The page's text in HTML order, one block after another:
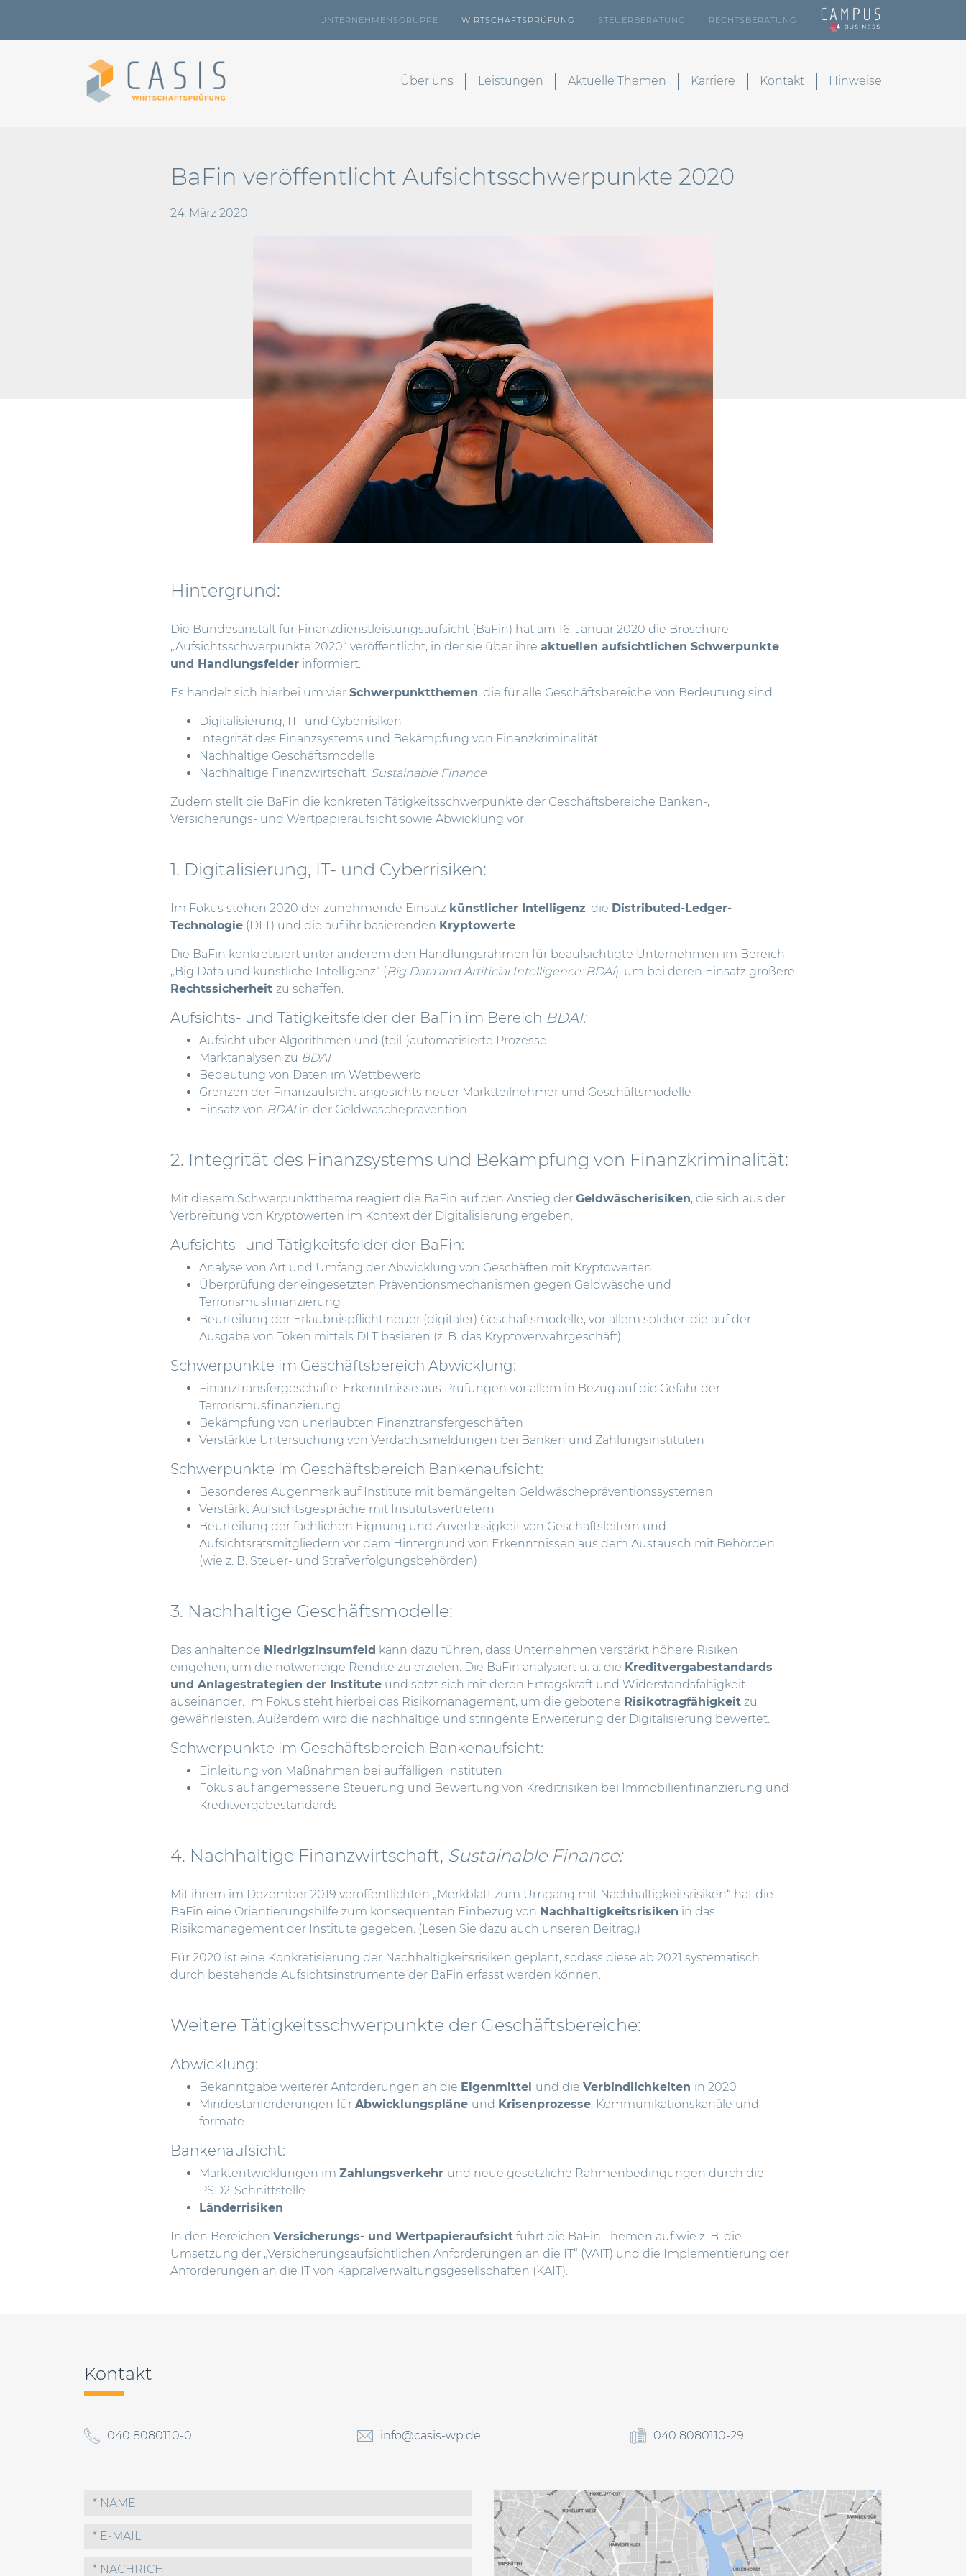
UNTERNEHMENSGRUPPE WIRTSCHAFTSPRÜFUNG STEUERBERATUNG RECHTSBERATUNG
Über uns Leistungen Aktuelle Themen Karriere Kontakt Hinweise
BaFin veröffentlicht Aufsichtsschwerpunkte 2020
24. März 2020
Hintergrund:
Die Bundesanstalt für Finanzdienstleistungsaufsicht (BaFin) hat am 16. Januar 2020 die Broschüre
„Aufsichtsschwerpunkte 2020“ veröffentlicht, in der sie über ihre aktuellen aufsichtlichen Schwerpunkte
und Handlungsfelder informiert.
Es handelt sich hierbei um vier Schwerpunktthemen, die für alle Geschäftsbereiche von Bedeutung sind:
Digitalisierung, IT- und Cyberrisiken
Integrität des Finanzsystems und Bekämpfung von Finanzkriminalität
Nachhaltige Geschäftsmodelle
Nachhaltige Finanzwirtschaft, Sustainable Finance
Zudem stellt die BaFin die konkreten Tätigkeitsschwerpunkte der Geschäftsbereiche Banken-,
Versicherungs- und Wertpapieraufsicht sowie Abwicklung vor.
1. Digitalisierung, IT- und Cyberrisiken:
Im Fokus stehen 2020 der zunehmende Einsatz künstlicher Intelligenz, die Distributed-Ledger-
Technologie (DLT) und die auf ihr basierenden Kryptowerte.
Die BaFin konkretisiert unter anderem den Handlungsrahmen für beaufsichtigte Unternehmen im Bereich
„Big Data und künstliche Intelligenz“ (Big Data and Artificial Intelligence: BDAI), um bei deren Einsatz größere
Rechtssicherheit zu schaffen.
Aufsichts- und Tätigkeitsfelder der BaFin im Bereich BDAI:
Aufsicht über Algorithmen und (teil-)automatisierte Prozesse
Marktanalysen zu BDAI
Bedeutung von Daten im Wettbewerb
Grenzen der Finanzaufsicht angesichts neuer Marktteilnehmer und Geschäftsmodelle
Einsatz von BDAI in der Geldwäscheprävention
2. Integrität des Finanzsystems und Bekämpfung von Finanzkriminalität:
Mit diesem Schwerpunktthema reagiert die BaFin auf den Anstieg der Geldwäscherisiken, die sich aus der
Verbreitung von Kryptowerten im Kontext der Digitalisierung ergeben.
Aufsichts- und Tätigkeitsfelder der BaFin:
Analyse von Art und Umfang der Abwicklung von Geschäften mit Kryptowerten
Überprüfung der eingesetzten Präventionsmechanismen gegen Geldwäsche und
Terrorismusfinanzierung
Beurteilung der Erlaubnispflicht neuer (digitaler) Geschäftsmodelle, vor allem solcher, die auf der
Ausgabe von Token mittels DLT basieren (z. B. das Kryptoverwahrgeschäft)
Schwerpunkte im Geschäftsbereich Abwicklung:
Finanztransfergeschäfte: Erkenntnisse aus Prüfungen vor allem in Bezug auf die Gefahr der
Terrorismusfinanzierung
Bekämpfung von unerlaubten Finanztransfergeschäften
Verstärkte Untersuchung von Verdachtsmeldungen bei Banken und Zahlungsinstituten
Schwerpunkte im Geschäftsbereich Bankenaufsicht:
Besonderes Augenmerk auf Institute mit bemängelten Geldwäschepräventionssystemen
Verstärkt Aufsichtsgespräche mit Institutsvertretern
Beurteilung der fachlichen Eignung und Zuverlässigkeit von Geschäftsleitern und
Aufsichtsratsmitgliedern vor dem Hintergrund von Erkenntnissen aus dem Austausch mit Behörden
(wie z. B. Steuer- und Strafverfolgungsbehörden)
3. Nachhaltige Geschäftsmodelle:
Das anhaltende Niedrigzinsumfeld kann dazu führen, dass Unternehmen verstärkt höhere Risiken
eingehen, um die notwendige Rendite zu erzielen. Die BaFin analysiert u. a. die Kreditvergabestandards
und Anlagestrategien der Institute und setzt sich mit deren Ertragskraft und Widerstandsfähigkeit
auseinander. Im Fokus steht hierbei das Risikomanagement, um die gebotene Risikotragfähigkeit zu
gewährleisten. Außerdem wird die nachhaltige und stringente Erweiterung der Digitalisierung bewertet.
Schwerpunkte im Geschäftsbereich Bankenaufsicht:
Einleitung von Maßnahmen bei auffälligen Instituten
Fokus auf angemessene Steuerung und Bewertung von Kreditrisiken bei Immobilienfinanzierung und
Kreditvergabestandards
4. Nachhaltige Finanzwirtschaft, Sustainable Finance:
Mit ihrem im Dezember 2019 veröffentlichten „Merkblatt zum Umgang mit Nachhaltigkeitsrisiken“ hat die
BaFin eine Orientierungshilfe zum konsequenten Einbezug von Nachhaltigkeitsrisiken in das
Risikomanagement der Institute gegeben. (Lesen Sie dazu auch unseren Beitrag.)
Für 2020 ist eine Konkretisierung der Nachhaltigkeitsrisiken geplant, sodass diese ab 2021 systematisch
durch bestehende Aufsichtsinstrumente der BaFin erfasst werden können.
Weitere Tätigkeitsschwerpunkte der Geschäftsbereiche:
Abwicklung:
Bekanntgabe weiterer Anforderungen an die Eigenmittel und die Verbindlichkeiten in 2020
Mindestanforderungen für Abwicklungspläne und Krisenprozesse, Kommunikationskanäle und -
formate
Bankenaufsicht:
Marktentwicklungen im Zahlungsverkehr und neue gesetzliche Rahmenbedingungen durch die
PSD2-Schnittstelle
Länderrisiken
In den Bereichen Versicherungs- und Wertpapieraufsicht führt die BaFin Themen auf wie z. B. die
Umsetzung der „Versicherungsaufsichtlichen Anforderungen an die IT“ (VAIT) und die Implementierung der
Anforderungen an die IT von Kapitalverwaltungsgesellschaften (KAIT).
Kontakt
040 8080110-0 info@casis-wp.de 040 8080110-29